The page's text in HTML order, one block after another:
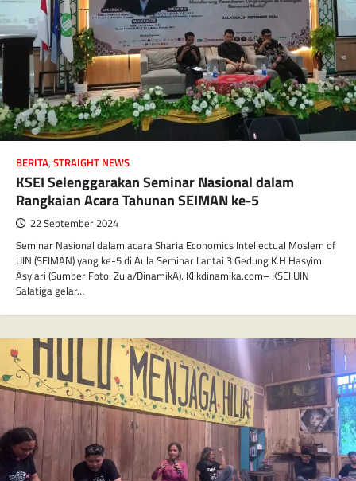
BERITA, STRAIGHT NEWS
KSEI Selenggarakan Seminar Nasional dalam
Rangkaian Acara Tahunan SEIMAN ke-5
22 September 2024
Seminar Nasional dalam acara Sharia Economics Intellectual Moslem of
UIN (SEIMAN) yang ke-5 di Aula Seminar Lantai 3 Gedung K.H Hasyim
Asy’ari (Sumber Foto: Zula/DinamikA). Klikdinamika.com– KSEI UIN
Salatiga gelar…